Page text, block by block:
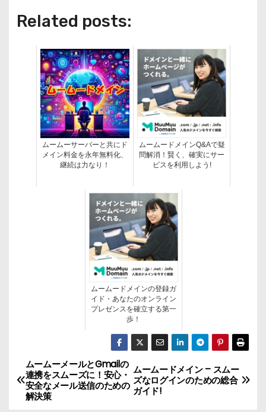
Related posts:
ムームーサーバーと共にド
メイン料金を永年無料化、
継続は力なり！
ムームードメインQ&Aで疑
問解消！賢く、確実にサー
ビスを利用しよう!
ムームードメインの登録ガ
イド・あなたのオンライン
プレゼンスを確立する第一
歩！
投
稿
ムームードメイン – スムー
ズなログインのための総合
ガイド!
ムームーメールとGmailの
連携をスムーズに！安心・
安全なメール送信のための
解決策